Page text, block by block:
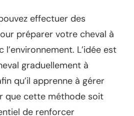
effectuer des
préparer votre cheval à
l’environnement. L’idée est
graduellement à
qu’il apprenne à gérer
que cette méthode soit
de renforcer